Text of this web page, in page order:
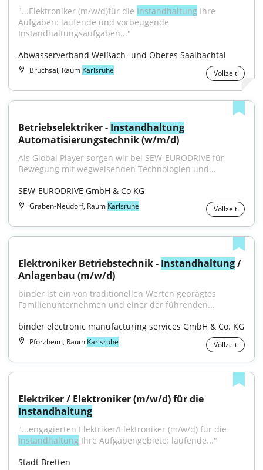
"...Elektroniker (m/w/d)für die Instandhaltung Ihre
Aufgaben: laufende und vorbeugende
Instandhaltungsaufgaben..."
Abwasserverband Weißach- und Oberes Saalbachtal
Bruchsal, Raum Karlsruhe Vollzeit
Betriebselektriker - Instandhaltung
Automatisierungstechnik (w/m/d)
Als Global Player sorgen wir bei SEW-EURODRIVE für
Bewegung mit wegweisenden Technologien und...
SEW-EURODRIVE GmbH & Co KG
Graben-Neudorf, Raum Karlsruhe Vollzeit
Elektroniker Betriebstechnik - Instandhaltung /
Anlagenbau (m/w/d)
binder ist ein von traditionellen Werten geprägtes
Familienunternehmen und einer der führenden...
binder electronic manufacturing services GmbH & Co. KG
Pforzheim, Raum Karlsruhe Vollzeit
Instandhaltung
Instandhaltung Ihre Aufgabengebiete: laufende..."
Stadt Bretten